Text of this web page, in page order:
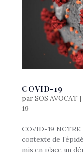
COVID-19
par SOS AVOCAT |
19
COVID-19 NOTRE
contexte de
mis en place un